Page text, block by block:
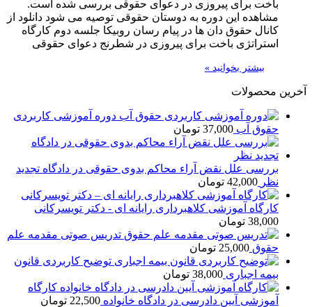
باخت برای پیروزی در دعوای حقوقی بررسی شده است.
مشاهده این دوره به دوستان حقوقی توصیه می شود دانلود از
کانال حقوق دان ها در پیام رسان روبیکا جلسه دوم کارگاه
استراتژی باخت برای پیروزی در شطرنج دعوای حقوقی
بیشتر بخوانید »
آخرین محصولات
دوره آموزشی کاربردی
حقوق آب 37,000 تومان
بررسی علل نقض آراء محاکم بدوی حقوقی در دادگاه تجدید
نظر 42,000 تومان
کارگاه آموزشی کلاهبرداری رایانه ای - دکتر تویسرکانی
38,000 تومان
تدریس صوتی مقدمه علم
حقوق 25,000 تومان
توضیح کاربردی قانون
بیمه اجباری 38,000 تومان
کارگاه
آموزشی آیین دادرسی در دادگاه خانواده 22,500 تومان